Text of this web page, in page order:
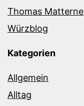
Thomas Matterne
Würzblog
Kategorien
Allgemein
Alltag